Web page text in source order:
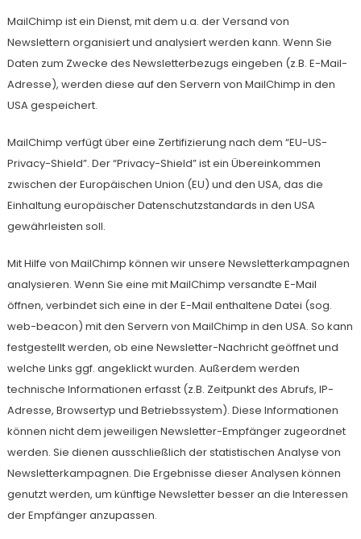
MailChimp ist ein Dienst, mit dem u.a. der Versand von
Newslettern organisiert und analysiert werden kann. Wenn Sie
Daten zum Zwecke des Newsletterbezugs eingeben (z.B. E-Mail-
Adresse), werden diese auf den Servern von MailChimp in den
USA gespeichert.
MailChimp verfügt über eine Zertifizierung nach dem “EU-US-
Privacy-Shield”. Der “Privacy-Shield” ist ein Übereinkommen
zwischen der Europäischen Union (EU) und den USA, das die
Einhaltung europäischer Datenschutzstandards in den USA
gewährleisten soll.
Mit Hilfe von MailChimp können wir unsere Newsletterkampagnen
analysieren. Wenn Sie eine mit MailChimp versandte E-Mail
öffnen, verbindet sich eine in der E-Mail enthaltene Datei (sog.
web-beacon) mit den Servern von MailChimp in den USA. So kann
festgestellt werden, ob eine Newsletter-Nachricht geöffnet und
welche Links ggf. angeklickt wurden. Außerdem werden
technische Informationen erfasst (z.B. Zeitpunkt des Abrufs, IP-
Adresse, Browsertyp und Betriebssystem). Diese Informationen
können nicht dem jeweiligen Newsletter-Empfänger zugeordnet
werden. Sie dienen ausschließlich der statistischen Analyse von
Newsletterkampagnen. Die Ergebnisse dieser Analysen können
genutzt werden, um künftige Newsletter besser an die Interessen
der Empfänger anzupassen.